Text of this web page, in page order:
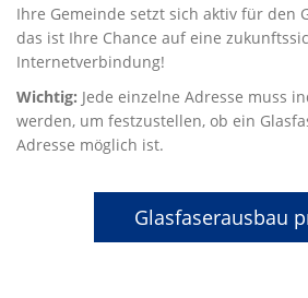
Ihre Gemeinde setzt sich aktiv für den
das ist Ihre Chance auf eine
Internetverbindung!
Wichtig: Jede einzelne Adresse muss
werden, um festzustellen, ob ein
Adresse möglich ist.
Glasfaserausbau